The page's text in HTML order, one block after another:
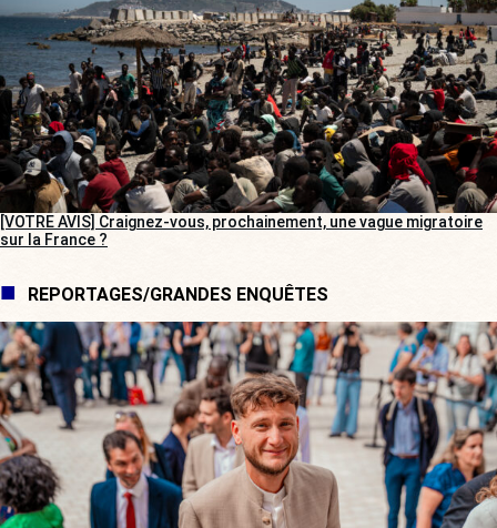
[VOTRE AVIS] Craignez-vous, prochainement, une vague migratoire
sur la France ?
REPORTAGES/GRANDES ENQUÊTES